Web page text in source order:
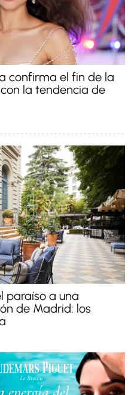
confirma el fin de la
la tendencia de
paraíso a una
de Madrid: los